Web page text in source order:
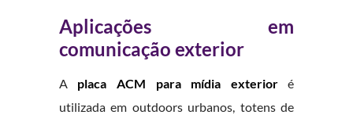
Aplicações em
comunicação exterior
A placa ACM para mídia exterioré
utilizada em outdoors urbanos, totens de